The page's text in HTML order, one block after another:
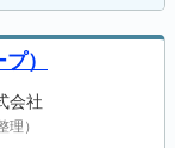
）
会社
理）